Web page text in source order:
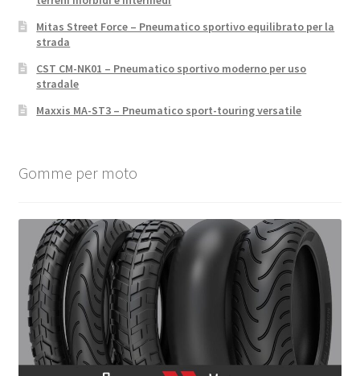
Mitas Street Force – Pneumatico sportivo equilibrato per la
strada
CST CM-NK01 – Pneumatico sportivo moderno per uso
stradale
Maxxis MA-ST3 – Pneumatico sport-touring versatile
Gomme per moto